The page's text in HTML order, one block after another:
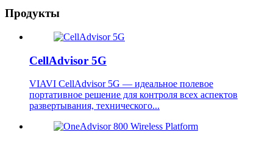
Продукты
CellAdvisor 5G
VIAVI CellAdvisor 5G — идеальное полевое
портативное решение для контроля всех аспектов
развертывания, технического...